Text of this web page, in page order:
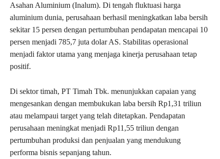
Asahan Aluminium (Inalum). Di tengah fluktuasi harga
aluminium dunia, perusahaan berhasil meningkatkan laba bersih
sekitar 15 persen dengan pertumbuhan pendapatan mencapai 10
persen menjadi 785,7 juta dolar AS. Stabilitas operasional
menjadi faktor utama yang menjaga kinerja perusahaan tetap
positif.
Di sektor timah, PT Timah Tbk. menunjukkan capaian yang
mengesankan dengan membukukan laba bersih Rp1,31 triliun
atau melampaui target yang telah ditetapkan. Pendapatan
perusahaan meningkat menjadi Rp11,55 triliun dengan
pertumbuhan produksi dan penjualan yang mendukung
performa bisnis sepanjang tahun.